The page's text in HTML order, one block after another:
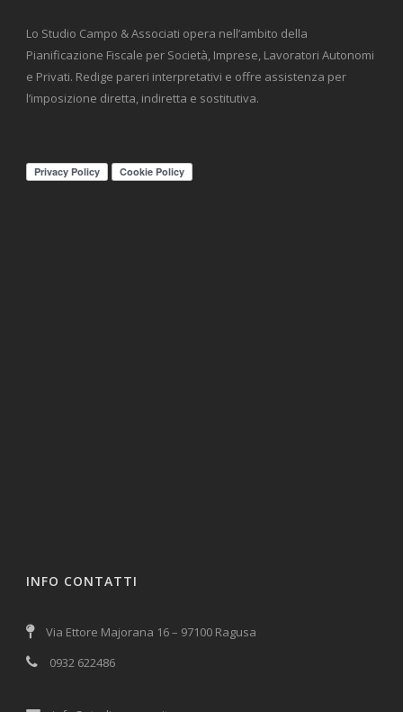
Lo Studio Campo & Associati opera nell’ambito della
Pianificazione Fiscale per Società, Imprese, Lavoratori Autonomi
e Privati. Redige pareri interpretativi e offre assistenza per
l’imposizione diretta, indiretta e sostitutiva.
INFO CONTATTI
Via Ettore Majorana 16 – 97100 Ragusa
0932 622486